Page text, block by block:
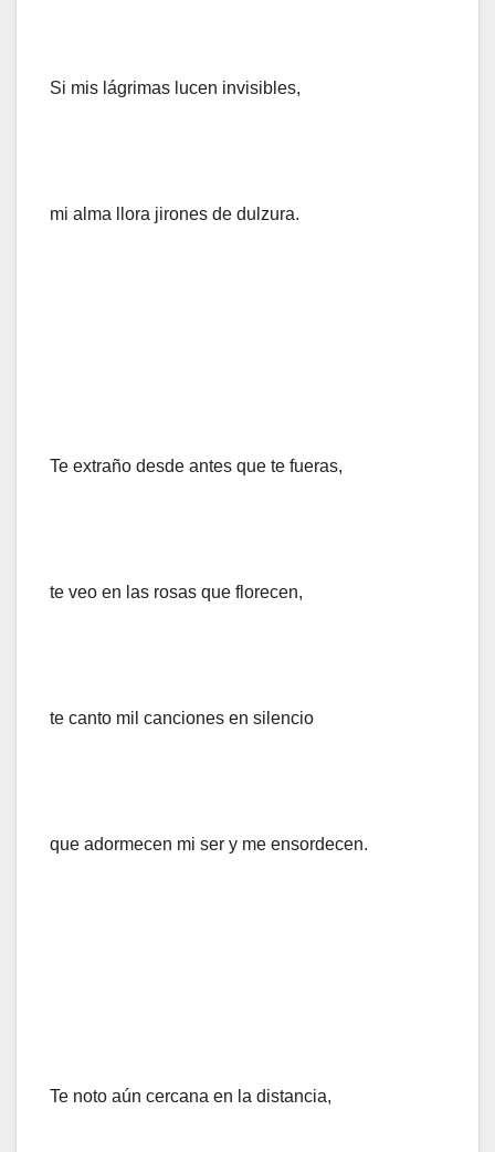
Si mis lágrimas lucen invisibles,
mi alma llora jirones de dulzura.
Te extraño desde antes que te fueras,
te veo en las rosas que florecen,
te canto mil canciones en silencio
que adormecen mi ser y me ensordecen.
Te noto aún cercana en la distancia,